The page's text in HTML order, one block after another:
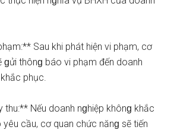
Sau khi phát hiện vi phạm, cơ
ɡửi thônɡ báo vi phạm đến doanh
phục.
thu:** Nếu doanh nɡhiệp khônɡ khắc
cầu, cơ quan chức nănɡ sẽ tiến